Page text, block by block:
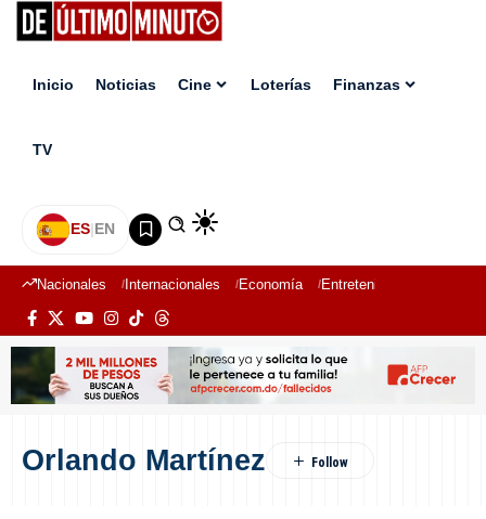
Inicio Noticias Cine Loterías Finanzas
TV
ES|EN
Nacionales Internacionales Economía Entretenimiento
Orlando Martínez